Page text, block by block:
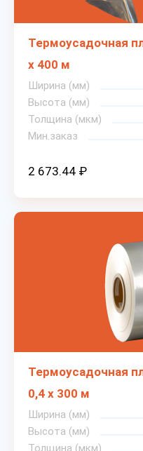
Термоусадочная
х 400 м
Ширина (мм)
Высота (мм)
Толщина (мкм)
Мин.заказ
2 673.44 ₽
Термоусадочная
0,4 х 300 м
Ширина (мм)
Высота (мм)
Толщина (мкм)